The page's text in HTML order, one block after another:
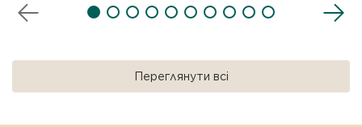
автентичності мінералів.
класика / Everyday Luxury.
Переглянути всі